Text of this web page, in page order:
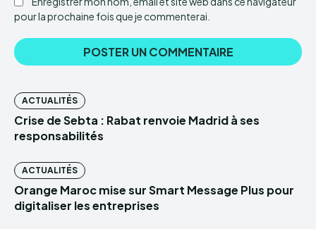
pour la prochaine fois que je commenterai.
ACTUALITÉS
Crise de Sebta : Rabat renvoie Madrid à ses
responsabilités
ACTUALITÉS
Orange Maroc mise sur Smart Message Plus pour
digitaliser les entreprises